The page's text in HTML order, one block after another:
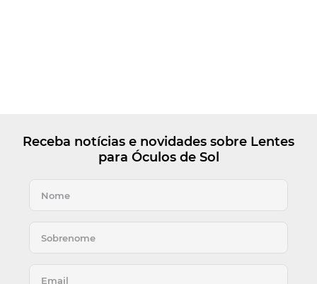
Receba notícias e novidades sobre Lentes
para Óculos de Sol